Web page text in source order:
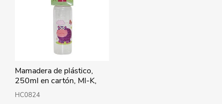
Mamadera de plástico,
250ml en cartón, MI-K,
varios diseños
HC0824